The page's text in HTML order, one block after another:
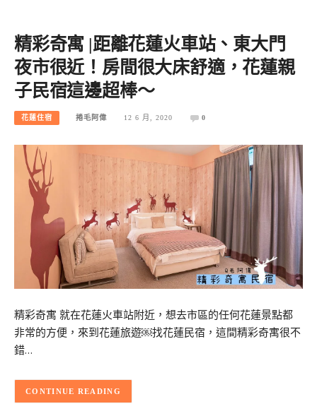
精彩奇寓 |距離花蓮火車站、東大門
夜市很近！房間很大床舒適，花蓮親
子民宿這邊超棒～
花蓮住宿 捲毛阿偉 12 6 月, 2020 0
精彩奇寓 就在花蓮火車站附近，想去市區的任何花蓮景點都
非常的方便，來到花蓮旅遊￼找花蓮民宿，這間精彩奇寓很不
錯…
CONTINUE READING